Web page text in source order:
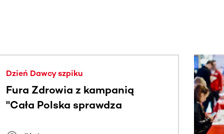
Dzień Dawcy szpiku
Fura Zdrowia z kampanią
"Cała Polska sprawdza